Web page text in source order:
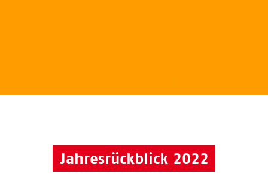
Jahresrückblick 2022